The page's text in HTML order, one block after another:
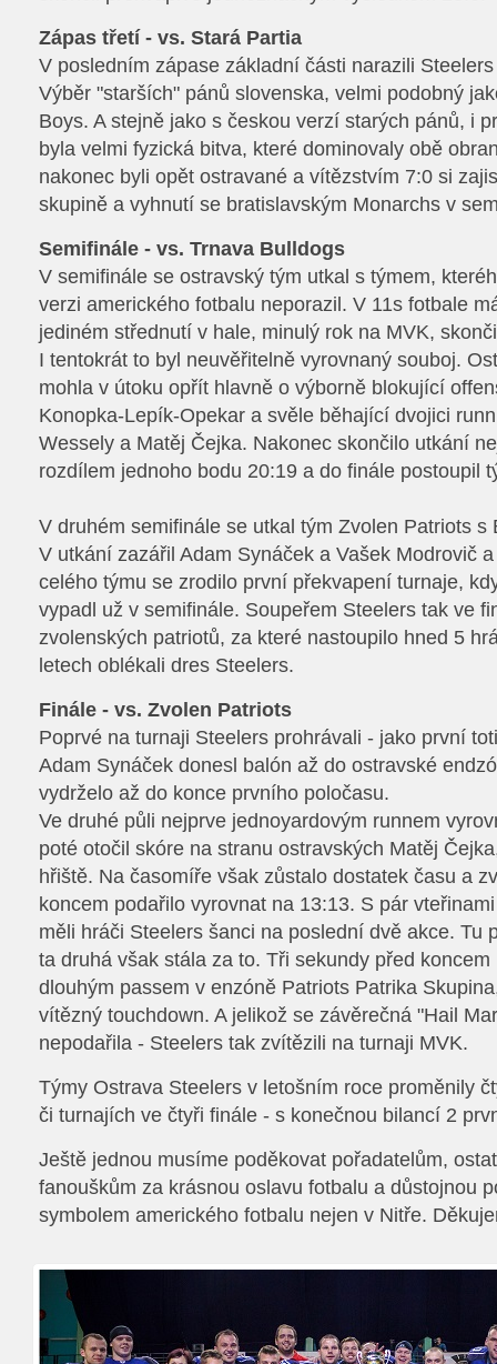
Zápas třetí - vs. Stará Partia
V posledním zápase základní části narazili
Výběr "starších" pánů slovenska, velmi podobný
Boys. A stejně jako s českou verzí starých pánů, i
byla velmi fyzická bitva, které dominovaly obě
nakonec byli opět ostravané a vítězstvím 7:0 si
skupině a vyhnutí se bratislavským Monarchs v
Semifinále - vs. Trnava Bulldogs
V semifinále se ostravský tým utkal s týmem,
verzi amerického fotbalu neporazil. V 11s fotbale
jediném střednutí v hale, minulý rok na MVK,
I tentokrát to byl neuvěřitelně vyrovnaný souboj.
mohla v útoku opřít hlavně o výborně blokující
Konopka-Lepík-Opekar a svěle běhající dvojici
Wessely a Matěj Čejka. Nakonec skončilo utkání
rozdílem jednoho bodu 20:19 a do finále postoupil
V druhém semifinále se utkal tým Zvolen Patriots s
V utkání zazářil Adam Synáček a Vašek Modrovič
celého týmu se zrodilo první překvapení turnaje,
vypadl už v semifinále. Soupeřem Steelers tak ve
zvolenských patriotů, za které nastoupilo hned 5
letech oblékali dres Steelers.
Finále - vs. Zvolen Patriots
Poprvé na turnaji Steelers prohrávali - jako první
Adam Synáček donesl balón až do ostravské
vydrželo až do konce prvního poločasu.
Ve druhé půli nejprve jednoyardovým runnem
poté otočil skóre na stranu ostravských Matěj
hřiště. Na časomíře však zůstalo dostatek času a
koncem podařilo vyrovnat na 13:13. S pár
měli hráči Steelers šanci na poslední dvě akce. Tu
ta druhá však stála za to. Tři sekundy před
dlouhým passem v enzóně Patriots Patrika
vítězný touchdown. A jelikož se závěrečná "Hail
nepodařila - Steelers tak zvítězili na turnaji MVK.
Týmy Ostrava Steelers v letošním roce proměnily
či turnajích ve čtyři finále - s konečnou bilancí 2
Ještě jednou musíme poděkovat pořadatelům,
fanouškům za krásnou oslavu fotbalu a důstojnou
symbolem amerického fotbalu nejen v Nitře.